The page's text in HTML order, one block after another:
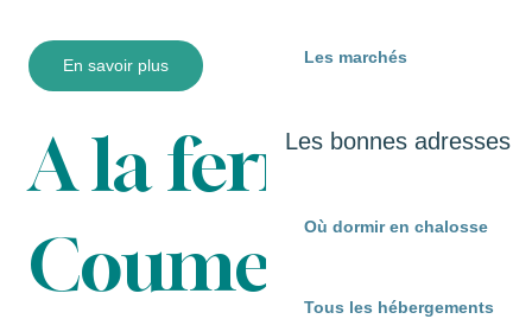
Les marchés
Les bonnes adresses
Où dormir en chalosse
Tous les hébergements
En savoir plus
A la ferme
Coumet